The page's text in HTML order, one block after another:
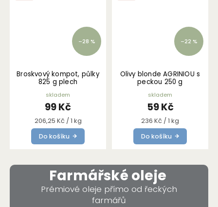
–28 %
Broskvový kompot, půlky
825 g plech
skladem
99 Kč
Měrná
cena:
206,25 Kč / 1 kg
Do košíku
–22 %
Olivy blonde AGRINIOU s
peckou 250 g
skladem
59 Kč
Měrná
cena:
236 Kč / 1 kg
Do košíku
Farmářské oleje
Prémiové oleje přímo od řeckých
farmářů